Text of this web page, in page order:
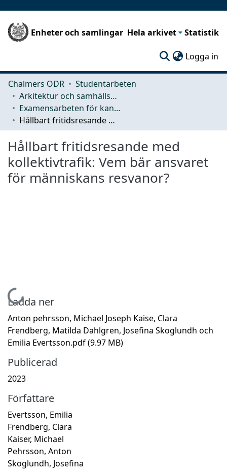
Enheter och samlingar Hela arkivet Statistik
Logga in
Chalmers ODR
Studentarbeten
Arkitektur och samhällsbyggnadsteknik (ACE)
Examensarbeten för kandidatexamen
Hållbart fritidsresande med kollektivtrafik: Vem bär ansvaret för människans resvanor?
Hållbart fritidsresande med
kollektivtrafik: Vem bär ansvaret
för människans resvanor?
Hämtar...
Ladda ner
Anton pehrsson, Michael Joseph Kaise, Clara
Frendberg, Matilda Dahlgren, Josefina Skoglundh och
Emilia Evertsson.pdf(9.97 MB)
Publicerad
2023
Författare
Evertsson, Emilia
Frendberg, Clara
Kaiser, Michael
Pehrsson, Anton
Skoglundh, Josefina